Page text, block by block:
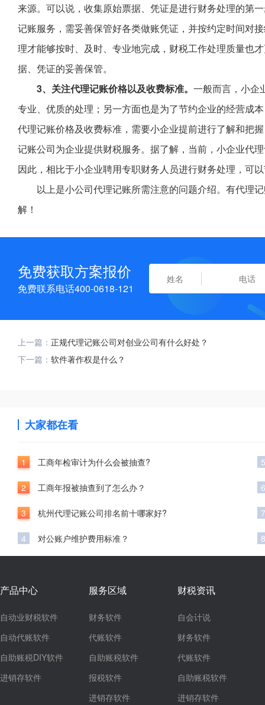
来源。可以说，收集原始票据、凭证是进行财务处理的第
记账服务，需妥善保管好各类做账凭证，并按约定时间对
理才能够按时、及时、专业地完成，财税工作处理质量也
据、凭证的妥善保管。
3、关注代理记账价格以及收费标准。 一般而言，小企
专业、优质的处理；另一方面也是为了节约企业的经营成
代理记账价格及收费标准，需要小企业提前进行了解和把
记账公司为企业提供财税服务。据了解，当前，小企业代
因此，相比于小企业聘用专职财务人员进行财务处理，可
以上是小公司代理记账所需注意的问题介绍。有代理
解！
免费获取方案报价
免费联系电话400-0618-121
上一篇： 正规代理记账公司对创业公司有什么好处？
下一篇： 软件著作权是什么？
大家都在看
1 工商年检审计为什么会被抽查?
2 工商年报被抽查到了怎么办？
3 杭州代理记账公司排名前十哪家好?
4 对公账户维护费用标准？
5
6
7
8
产品中心
自动业财税软件
自动代账软件
自助账税DIY软件
进销存软件
服务区域
财务软件
代账软件
自助账税软件
报税软件
进销存软件
财税资讯
自会计说
财务软件
代账软件
自助账税软件
进销存软件